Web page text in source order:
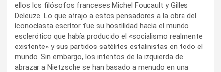
ellos los filósofos franceses Michel Foucault y Gilles
Deleuze. Lo que atrajo a estos pensadores a la obra del
iconoclasta escritor fue su hostilidad hacia el mundo
esclerótico que había producido el «socialismo realmente
existente» y sus partidos satélites estalinistas en todo el
mundo. Sin embargo, los intentos de la izquierda de
abrazar a Nietzsche se han basado a menudo en una